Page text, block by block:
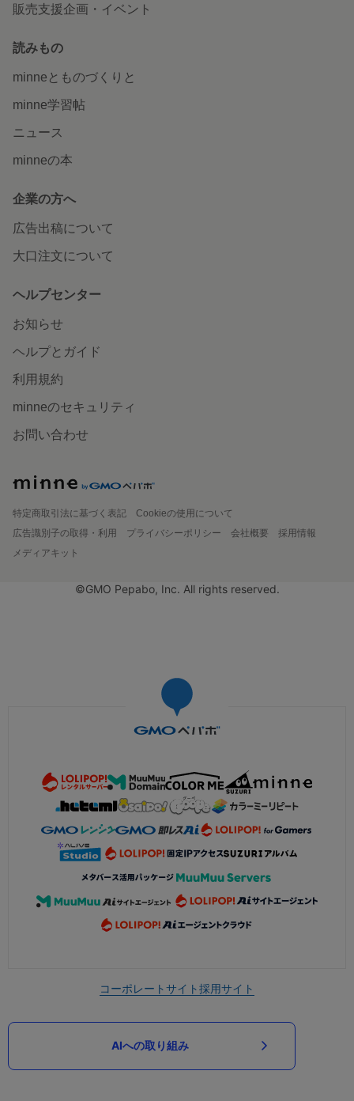
販売支援企画・イベント
読みもの
minneとものづくりと
minne学習帖
ニュース
minneの本
企業の方へ
広告出稿について
大口注文について
ヘルプセンター
お知らせ
ヘルプとガイド
利用規約
minneのセキュリティ
お問い合わせ
特定商取引法に基づく表記
Cookieの使用について
広告識別子の取得・利用
プライバシーポリシー 会社概要
採用情報
メディアキット
©GMO Pepabo, Inc. All rights reserved.
コーポレートサイト採用サイト
AIへの取り組み